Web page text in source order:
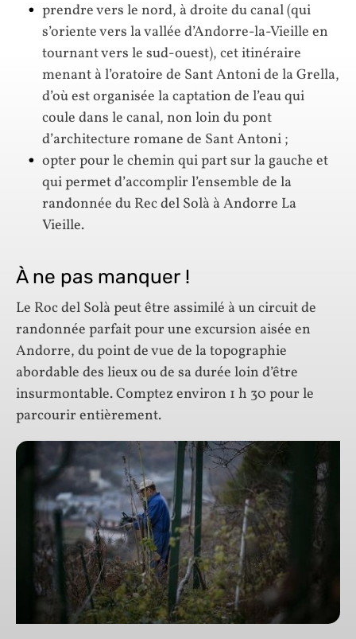
prendre vers le nord, à droite du canal (qui
s’oriente vers la vallée d’Andorre-la-Vieille en
tournant vers le sud-ouest), cet itinéraire
menant à l’oratoire de Sant Antoni de la Grella,
d’où est organisée la captation de l’eau qui
coule dans le canal, non loin du pont
d’architecture romane de Sant Antoni ;
opter pour le chemin qui part sur la gauche et
qui permet d’accomplir l’ensemble de la
randonnée du Rec del Solà à Andorre La
Vieille.
À ne pas manquer !
Le Roc del Solà peut être assimilé à un circuit de
randonnée parfait pour une excursion aisée en
Andorre, du point de vue de la topographie
abordable des lieux ou de sa durée loin d’être
insurmontable. Comptez environ 1 h 30 pour le
parcourir entièrement.